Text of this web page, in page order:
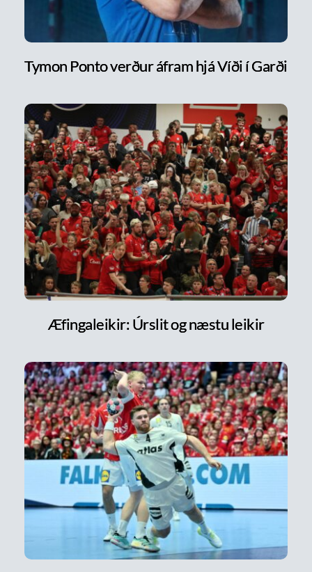
Tymon Ponto verður áfram hjá Víði í Garði
Æfingaleikir: Úrslit og næstu leikir